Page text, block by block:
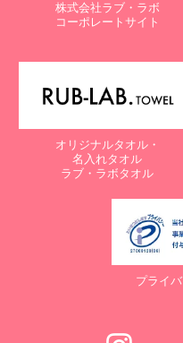
株式会社ラブ・ラボ
コーポレートサイト
オリジナルタオル・
名入れタオル
ラブ・ラボタオル
プライ